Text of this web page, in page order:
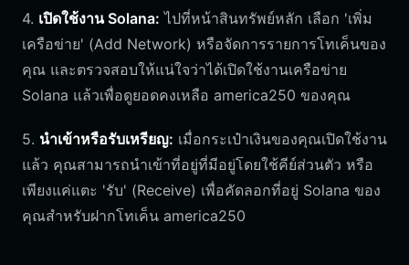
4. เปิดใช้งาน Solana: ไปที่หน้าสินทรัพย์หลัก เลือก 'เพิ่ม
เครือข่าย' (Add Network) หรือจัดการรายการโทเค็นของ
คุณ และตรวจสอบให้แน่ใจว่าได้เปิดใช้งานเครือข่าย
Solana แล้วเพื่อดูยอดคงเหลือ america250 ของคุณ
5. นำเข้าหรือรับเหรียญ: เมื่อกระเป๋าเงินของคุณเปิดใช้งาน
แล้ว คุณสามารถนำเข้าที่อยู่ที่มีอยู่โดยใช้คีย์ส่วนตัว หรือ
เพียงแค่แตะ 'รับ' (Receive) เพื่อคัดลอกที่อยู่ Solana ของ
คุณสำหรับฝากโทเค็น america250